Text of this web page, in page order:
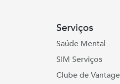
Serviços
Saúde Mental
SIM Serviços
Clube de